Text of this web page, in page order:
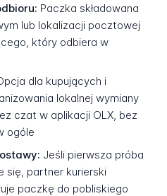
Paczka składowana
lub lokalizacji pocztowej
który odbiera w
dla kupujących i
lokalnej wymiany
czat w aplikacji OLX, bez
ogóle
Jeśli pierwsza próba
się, partner kurierski
paczkę do pobliskiego